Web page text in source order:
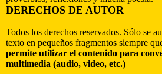
DERECHOS DE AUTOR
Todos los derechos reservados. Sólo se
texto en pequeños fragmentos siempre
permite utilizar el contenido para
multimedia (audio, video, etc.)